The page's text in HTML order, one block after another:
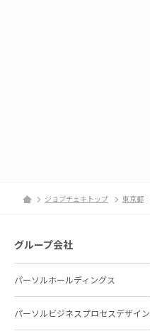
ジョブチェキトップ 東京都
グループ会社
パーソルホールディングス
パーソルビジネスプロセスデザイン